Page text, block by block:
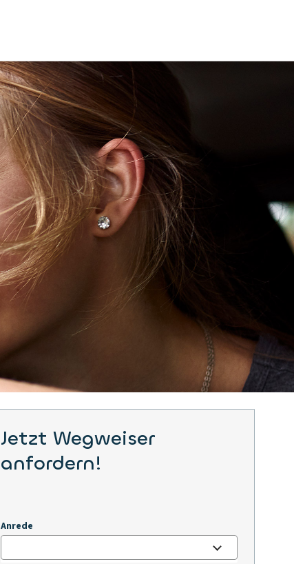
Jetzt Wegweiser
anfordern!
Anrede